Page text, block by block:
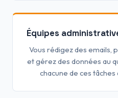
Équipes
Vous rédigez des emails,
et gérez des données au
chacune de ces